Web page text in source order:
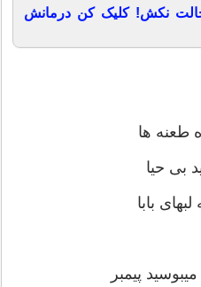
نکش! کلیک کن درمانش
طعنه ها
بی حیا
بابا
پیمبر